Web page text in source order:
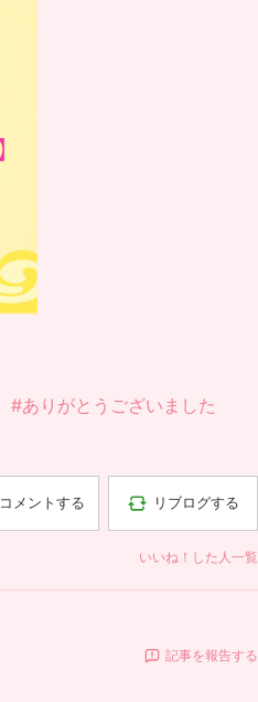
#ありがとうございました
コメントする リブログする
いいね！した人一覧
記事を報告する